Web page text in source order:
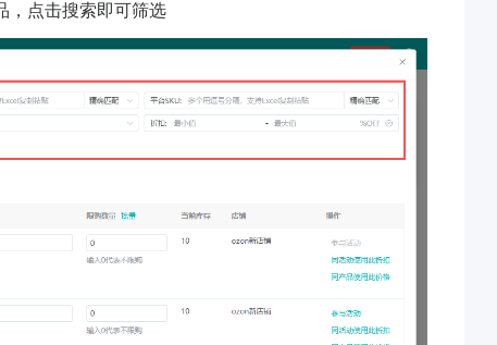
，点击搜索即可筛选